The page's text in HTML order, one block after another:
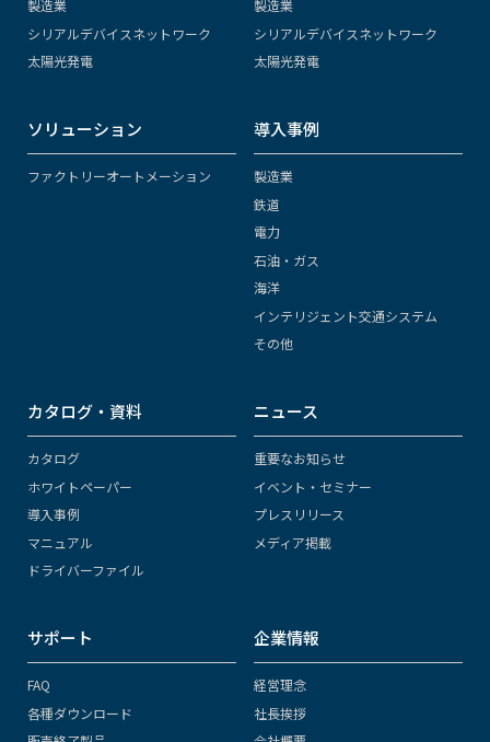
製造業
シリアルデバイスネットワーク
太陽光発電
製造業
シリアルデバイスネットワーク
太陽光発電
ソリューション
ファクトリーオートメーション
導入事例
製造業
鉄道
電力
石油・ガス
海洋
インテリジェント交通システム
その他
カタログ・資料
カタログ
ホワイトペーパー
導入事例
マニュアル
ドライバーファイル
ニュース
重要なお知らせ
イベント・セミナー
プレスリリース
メディア掲載
サポート
FAQ
各種ダウンロード
企業情報
経営理念
社長挨拶